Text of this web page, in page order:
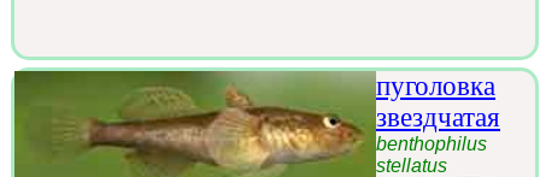
пуголовка
звездчатая
benthophilus
stellatus